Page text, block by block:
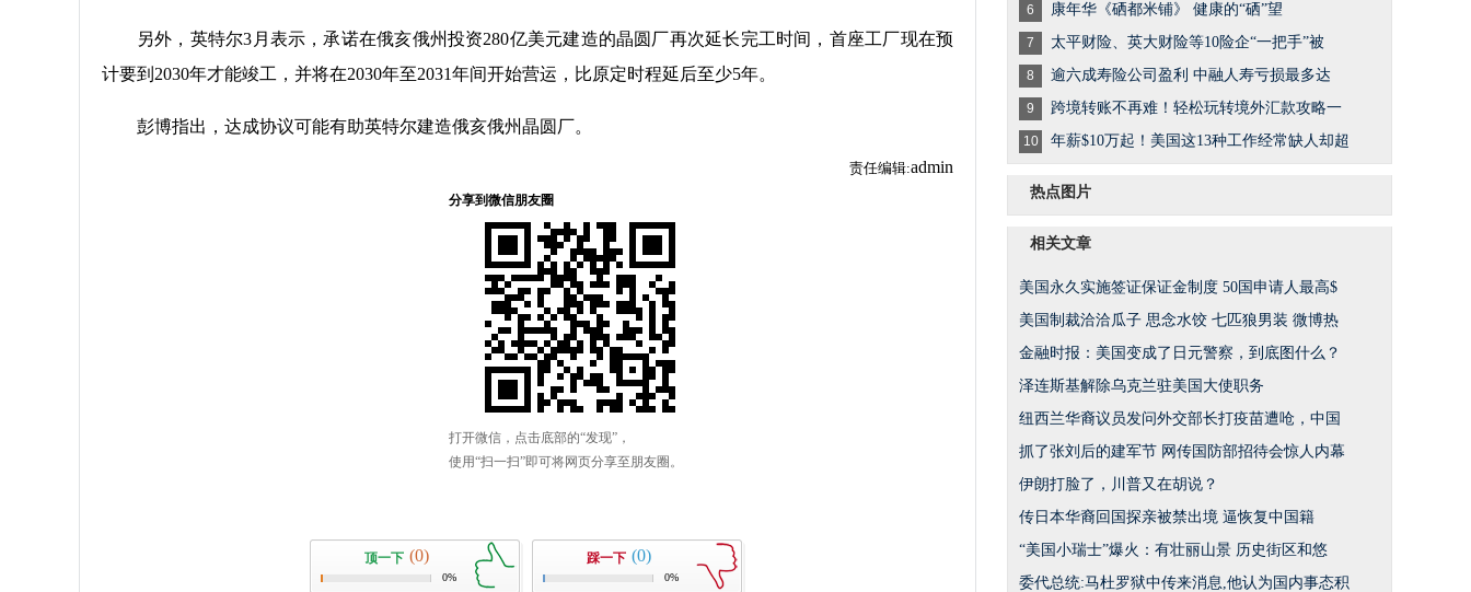
另外，英特尔3月表示，承诺在俄亥俄州投资280亿美元建造的晶圆厂再次延长完工时间，首座工厂现在预
计要到2030年才能竣工，并将在2030年至2031年间开始营运，比原定时程延后至少5年。
彭博指出，达成协议可能有助英特尔建造俄亥俄州晶圆厂。
责任编辑:admin
顶一下 (0)
0%
踩一下 (0)
0%
6 康年华《硒都米铺》 健康的“硒”望
7 太平财险、英大财险等10险企“一把手”被
8 逾六成寿险公司盈利 中融人寿亏损最多达
9 跨境转账不再难！轻松玩转境外汇款攻略一
10 年薪$10万起！美国这13种工作经常缺人却超
热点图片
相关文章
美国永久实施签证保证金制度 50国申请人最高$
美国制裁洽洽瓜子 思念水饺 七匹狼男装 微博热
金融时报：美国变成了日元警察，到底图什么？
泽连斯基解除乌克兰驻美国大使职务
纽西兰华裔议员发问外交部长打疫苗遭呛，中国
抓了张刘后的建军节 网传国防部招待会惊人内幕
伊朗打脸了，川普又在胡说？
传日本华裔回国探亲被禁出境 逼恢复中国籍
“美国小瑞士”爆火：有壮丽山景 历史街区和悠
委代总统:马杜罗狱中传来消息,他认为国内事态积